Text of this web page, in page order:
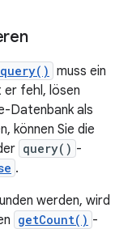
muss ein
er fehl, lösen
Datenbank als
können Sie die
query() -
.
werden, wird
getCount() -